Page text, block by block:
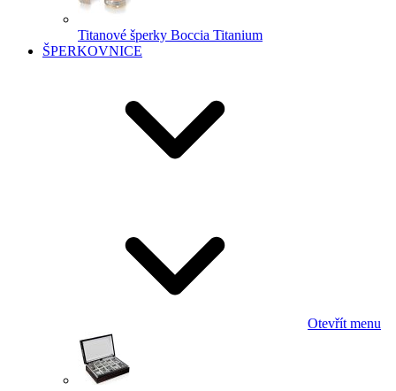
Titanové šperky Boccia Titanium
ŠPERKOVNICE
Otevřít menu